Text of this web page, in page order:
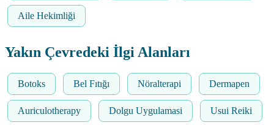
Aile Hekimliği
Yakın Çevredeki İlgi Alanları
Botoks Bel Fıtığı Nöralterapi Dermapen
Auriculotherapy Dolgu Uygulamasi Usui Reiki